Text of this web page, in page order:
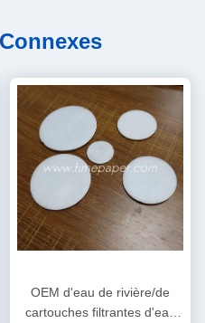
OEM d'eau de rivière/de
cartouches filtrantes d'eau